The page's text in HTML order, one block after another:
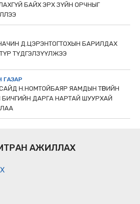
БАЙХ ЭРХ ЗҮЙН ОРЧНЫГ
Д.ЦЭРЭНТОГТОХЫН БАРИЛДАХ
ТҮДГЭЛЗҮҮЛЖЭЭ
ГАЗАР
Н.НОМТОЙБАЯР ЯАМДЫН ТӨРИЙН
ДАРГА НАРТАЙ ШУУРХАЙ
АЖИЛЛАХ